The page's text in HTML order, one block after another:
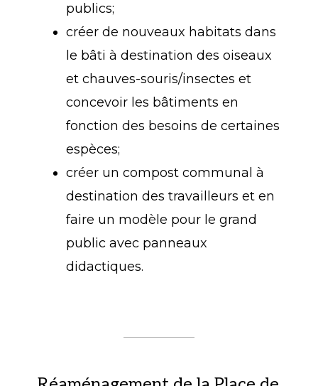
publics;
créer de nouveaux habitats dans
le bâti à destination des oiseaux
et chauves-souris/insectes et
concevoir les bâtiments en
fonction des besoins de certaines
espèces;
créer un compost communal à
destination des travailleurs et en
faire un modèle pour le grand
public avec panneaux
didactiques.